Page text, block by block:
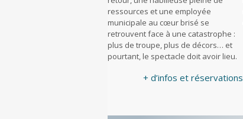
ressources et une employée
municipale au cœur brisé se
retrouvent face à une catastrophe :
plus de troupe, plus de décors… et
pourtant, le spectacle doit avoir lieu.
+ d’infos et réservations